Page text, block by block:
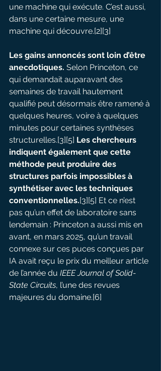
une machine qui exécute. C’est aussi,
dans une certaine mesure, une
machine qui découvre.[2][3]
Les gains annoncés sont loin d’être
anecdotiques. Selon Princeton, ce
qui demandait auparavant des
semaines de travail hautement
qualifié peut désormais être ramené à
quelques heures, voire à quelques
minutes pour certaines synthèses
structurelles.[3][5] Les chercheurs
indiquent également que cette
méthode peut produire des
structures parfois impossibles à
synthétiser avec les techniques
conventionnelles.[3][5] Et ce n’est
pas qu’un effet de laboratoire sans
lendemain : Princeton a aussi mis en
avant, en mars 2025, qu’un travail
connexe sur ces puces conçues par
IA avait reçu le prix du meilleur article
de l’année du IEEE Journal of Solid-
State Circuits, l’une des revues
majeures du domaine.[6]